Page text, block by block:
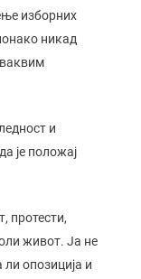
изборних
никад
и
је положај
протести,
живот. Ја не
опозиција и